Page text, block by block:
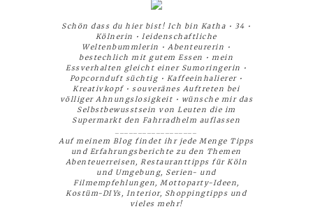
Schön dass du hier bist! Ich bin Katha • 34 •
Kölnerin • leidenschaftliche
Weltenbummlerin • Abenteurerin •
bestechlich mit gutem Essen • mein
Essverhalten gleicht einer Sumoringerin •
Popcornduft süchtig • Kaffeeinhalierer •
Kreativkopf • souveränes Auftreten bei
völliger Ahnungslosigkeit • wünsche mir das
Selbstbewusstsein von Leuten die im
Supermarkt den Fahrradhelm auflassen
Auf meinem Blog findet ihr jede Menge Tipps
und Erfahrungsberichte zu den Themen
Abenteuerreisen, Restauranttipps für Köln
und Umgebung, Serien- und
Filmempfehlungen, Mottoparty-Ideen,
Kostüm-DIYs, Interior, Shoppingtipps und
vieles mehr!